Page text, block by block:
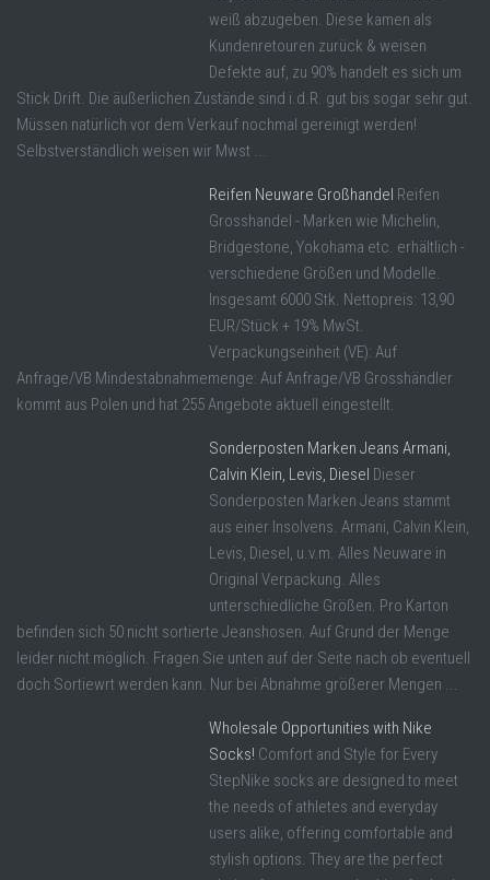
weiß abzugeben. Diese kamen als
Kundenretouren zurück & weisen
Defekte auf, zu 90% handelt es sich um
Stick Drift. Die äußerlichen Zustände sind i.d.R. gut bis sogar sehr gut.
Müssen natürlich vor dem Verkauf nochmal gereinigt werden!
Selbstverständlich weisen wir Mwst ...
Reifen Neuware Großhandel Reifen
Grosshandel - Marken wie Michelin,
Bridgestone, Yokohama etc. erhältlich -
verschiedene Größen und Modelle.
Insgesamt 6000 Stk. Nettopreis: 13,90
EUR/Stück + 19% MwSt.
Verpackungseinheit (VE): Auf
Anfrage/VB Mindestabnahmemenge: Auf Anfrage/VB Grosshändler
kommt aus Polen und hat 255 Angebote aktuell eingestellt.
Sonderposten Marken Jeans Armani,
Calvin Klein, Levis, Diesel Dieser
Sonderposten Marken Jeans stammt
aus einer Insolvens. Armani, Calvin Klein,
Levis, Diesel, u.v.m. Alles Neuware in
Original Verpackung. Alles
unterschiedliche Größen. Pro Karton
befinden sich 50 nicht sortierte Jeanshosen. Auf Grund der Menge
leider nicht möglich. Fragen Sie unten auf der Seite nach ob eventuell
doch Sortiewrt werden kann. Nur bei Abnahme größerer Mengen ...
Wholesale Opportunities with Nike
Socks! Comfort and Style for Every
StepNike socks are designed to meet
the needs of athletes and everyday
users alike, offering comfortable and
stylish options. They are the perfect